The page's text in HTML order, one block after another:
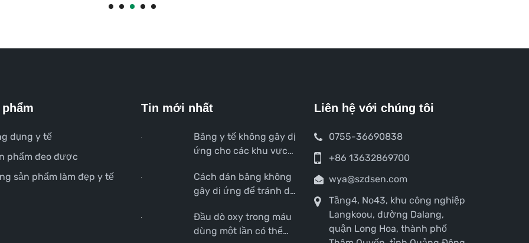
dụng y tế
phẩm đeo được
sản phẩm làm đẹp y tế
Tin mới nhất
Băng y tế không gây dị
ứng cho các khu vực
Cách dán băng không
gây dị ứng để tránh dị
Đầu dò oxy trong máu
dùng một lần có thể
Liên hệ với chúng tôi
0755-36690838
+86 13632869700
wya@szdsen.com
Tầng4, No43, khu công nghiệp
Langkoou, đường Dalang,
quận Long Hoa, thành phố